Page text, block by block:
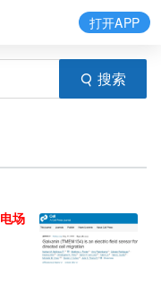
搜索
打开APP
电场 的“天线”，揭秘伤口愈